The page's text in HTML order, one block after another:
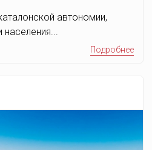
автономии,
Подробнее